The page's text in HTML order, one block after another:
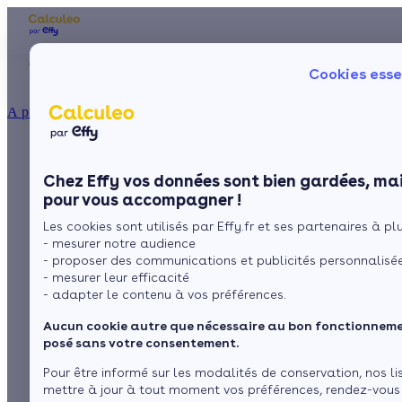
Cookies
Chez Effy vos données sont bien gardées,
pour vous accompagner !
Les cookies sont utilisés par Effy.fr et ses partenaires à
- mesurer notre audience
- proposer des communications et publicités
- mesurer leur efficacité
- adapter le contenu à vos préférences.
Aucun cookie autre que nécessaire au bon
posé sans votre consentement.
Pour être informé sur les modalités de conservation, nos
mettre à jour à tout moment vos préférences, rendez-
À propos
Ma Prime Rénov'
Le chèque énergie
La TVA réduite
L'éco-prêt à taux zéro
Trouver mes aides
Nos conseils
Sol
Fenêtres
Les principaux
systèmes de
ventilation naturelle
Sommaire
La ventilation naturelle : principaux systèmes et